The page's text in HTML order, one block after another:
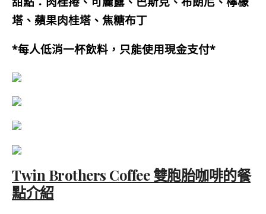
塔、蘋果肉桂塔、焦糖布丁
*每人低消一杯飲料，只能使用現金支付*
Twin Brothers Coffee 雙胞胎咖啡的餐
點介紹